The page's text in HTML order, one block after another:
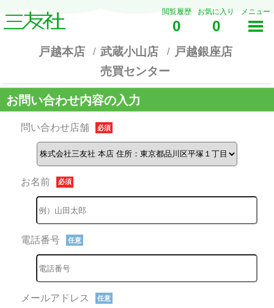
閲覧履歴
0
お気に入り
0
メニュー
戸越本店 武蔵小山店
戸越銀座店
売買センター
お問い合わせ内容の入力
問い合わせ店舗 必須
お名前 必須
電話番号 任意
メールアドレス 任意